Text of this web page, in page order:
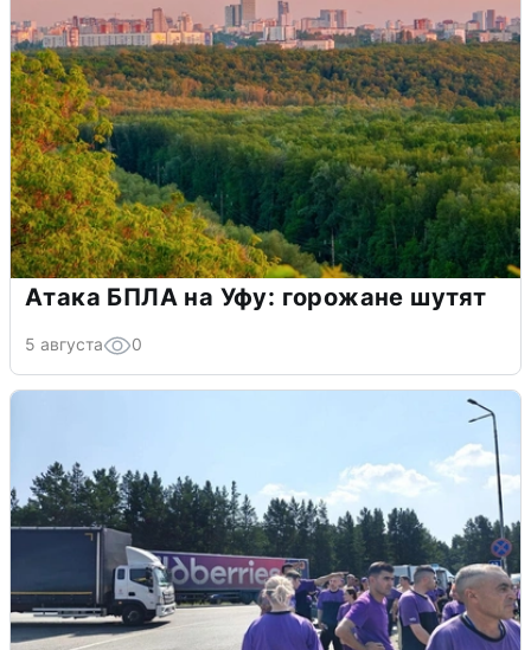
Атака БПЛА на Уфу: горожане шутят
5 августа 0